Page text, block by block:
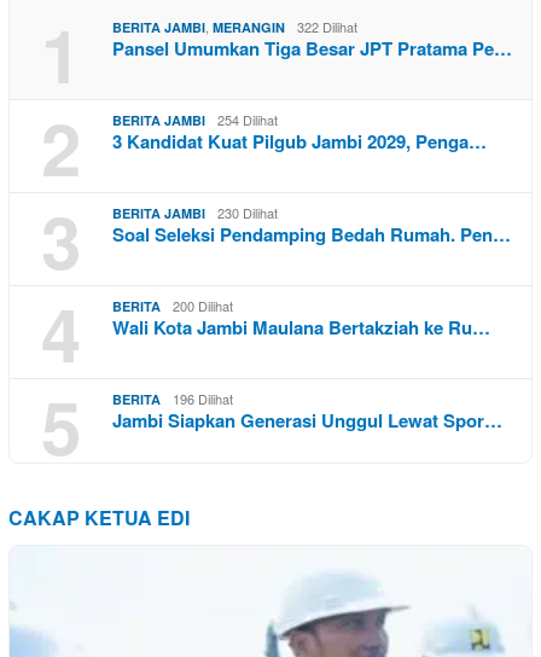
1 BERITA JAMBI, MERANGIN 322 Dilihat
Pansel Umumkan Tiga Besar JPT Pratama Pe…
2 BERITA JAMBI 254 Dilihat
3 Kandidat Kuat Pilgub Jambi 2029, Penga…
3 BERITA JAMBI 230 Dilihat
Soal Seleksi Pendamping Bedah Rumah. Pen…
4 BERITA 200 Dilihat
Wali Kota Jambi Maulana Bertakziah ke Ru…
5 BERITA 196 Dilihat
Jambi Siapkan Generasi Unggul Lewat Spor…
CAKAP KETUA EDI